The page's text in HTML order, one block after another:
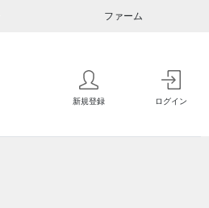
ファーム
新規登録 ログイン